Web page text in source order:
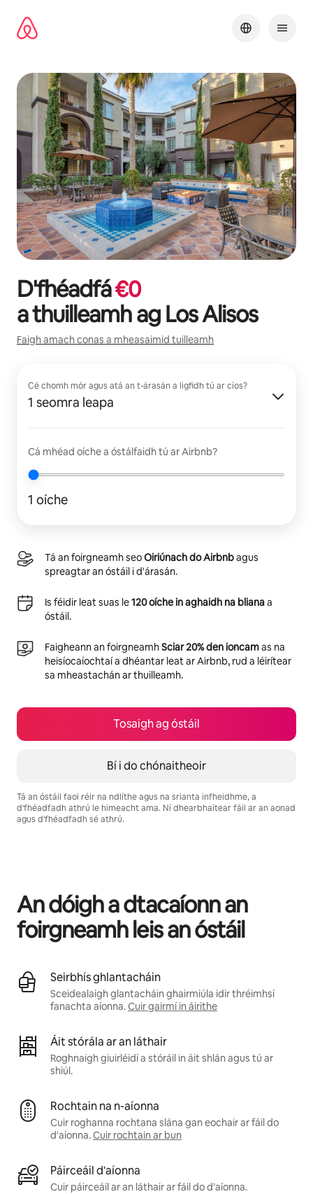
chuig
ábhar
D'fhéadfá€0
a thuilleamh agLos Alisos
Faigh amach conas a mheasaimid tuilleamh
Cé chomh mór agus atá an t-árasán a ligfidh tú ar cíos?
1 seomra leapa
Cá mhéad oíche a óstálfaidh tú ar Airbnb?
1 oíche
Tá an foirgneamh seoOiriúnach do Airbnbagus
spreagtar an óstáil i d'árasán.
Is féidir leat suas le120 oíche in aghaidh na blianaa
óstáil.
Faigheann an foirgneamhSciar 20% den ioncamas na
heisíocaíochtaí a dhéantar leat ar Airbnb, rud a léirítear
sa mheastachán ar thuilleamh.
Tosaigh ag óstáil
Bí i do chónaitheoir
Tá an óstáil faoi réir na ndlíthe agus na srianta infheidhme, a
d'fhéadfadh athrú le himeacht ama. Ní dhearbhaítear fáil ar an aonad
agus d'fhéadfadh sé athrú.
An dóigh a dtacaíonn an
foirgneamh leis an óstáil
Seirbhís ghlantacháin
Sceidealaigh glantacháin ghairmiúla idir thréimhsí
fanachta aíonna.Cuir gairmí in áirithe
Áit stórála ar an láthair
Roghnaigh giuirléidí a stóráil in áit shlán agus tú ar
shiúl.
Rochtain na n-aíonna
Cuir roghanna rochtana slána gan eochair ar fáil do
d'aíonna.Cuir rochtain ar bun
Páirceáil d'aíonna
Cuir páirceáil ar an láthair ar fáil do d'aíonna.